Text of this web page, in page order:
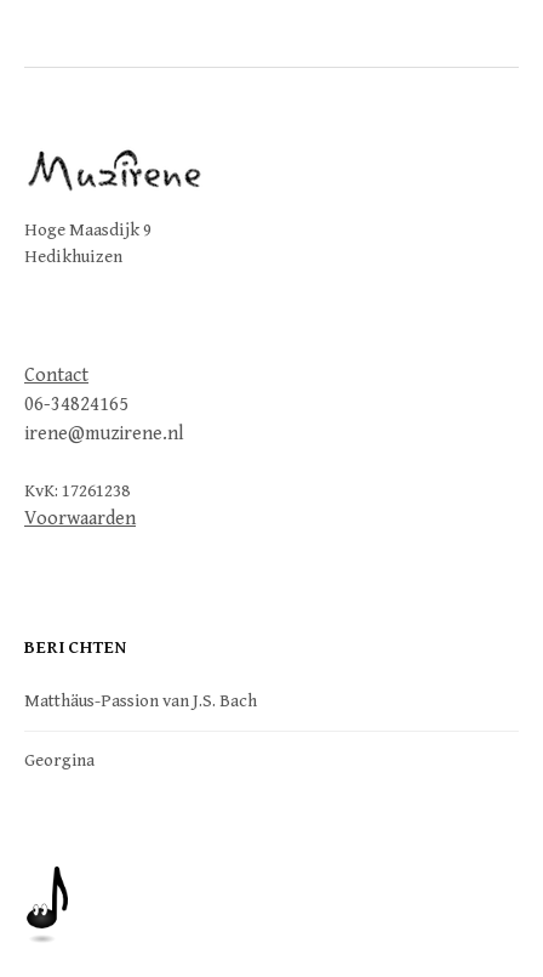
Hoge Maasdijk 9
Hedikhuizen
Contact
06-34824165
irene@muzirene.nl
KvK: 17261238
Voorwaarden
BERICHTEN
Matthäus-Passion van J.S. Bach
Georgina